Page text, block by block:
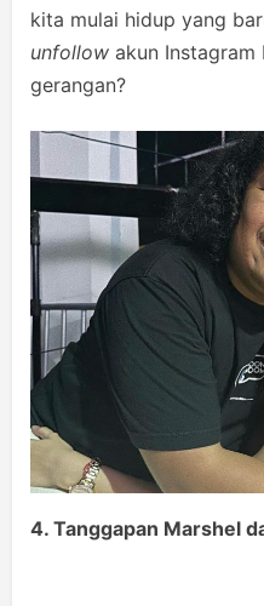
kita mulai hidup yang
unfollow akun Instagram
gerangan?
4. Tanggapan Marshel d